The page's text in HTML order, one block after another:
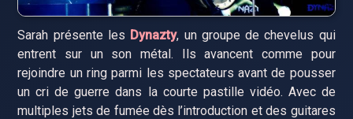
Sarah présente les Dynazty, un groupe de chevelus qui
entrent sur un son métal. Ils avancent comme pour
rejoindre un ring parmi les spectateurs avant de pousser
un cri de guerre dans la courte pastille vidéo. Avec de
multiples jets de fumée dès l’introduction et des guitares